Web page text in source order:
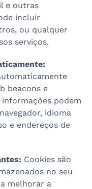
e outras
incluir
ou qualquer
serviços.
beacons e
podem
idioma
e endereços de
Cookies são
no seu
melhorar a